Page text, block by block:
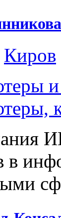
Киров
и
в